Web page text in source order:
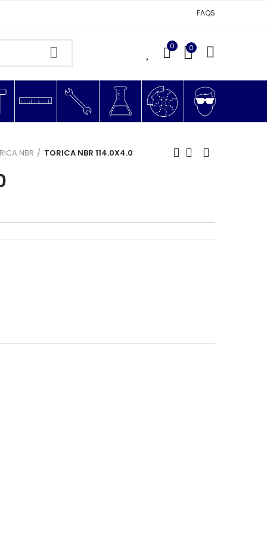
FAQS
0 0
NBR TORICA NBR 114.0X4.0